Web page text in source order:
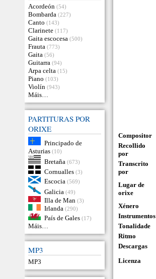
Acordeón (54)
Bombarda (227)
Canto (143)
Clarinete (117)
Gaita escocesa (500)
Frauta (773)
Gaita (56)
Guitarra (94)
Arpa celta (15)
Piano (103)
Violín (943)
Máis…
PARTITURAS POR
ORIXE
Principado de
Asturias (10)
Bretaña (673)
Cornualles (3)
Escocia (569)
Galicia (49)
Illa de Man (3)
Irlanda (290)
País de Gales (17)
Máis…
MP3
MP3
Compositor
Recollido
por
Transcrito
por
Lugar de
orixe
Xénero
Instrumentos
Tonalidade
Ritmo
Descargas
Licenza